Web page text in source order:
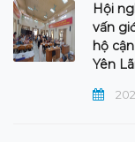
Hội
vấn
hộ
Yên